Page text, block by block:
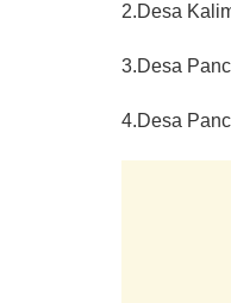
2.Desa
3.Desa
4.Desa